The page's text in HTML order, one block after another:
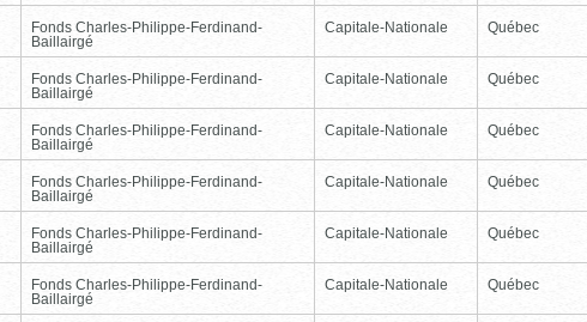
Fonds Charles-Philippe-Ferdinand-
Baillairgé
Capitale-Nationale Québec
Fonds Charles-Philippe-Ferdinand-
Baillairgé
Capitale-Nationale Québec
Fonds Charles-Philippe-Ferdinand-
Baillairgé
Capitale-Nationale Québec
Fonds Charles-Philippe-Ferdinand-
Baillairgé
Capitale-Nationale Québec
Fonds Charles-Philippe-Ferdinand-
Baillairgé
Capitale-Nationale Québec
Fonds Charles-Philippe-Ferdinand-
Baillairgé
Capitale-Nationale Québec